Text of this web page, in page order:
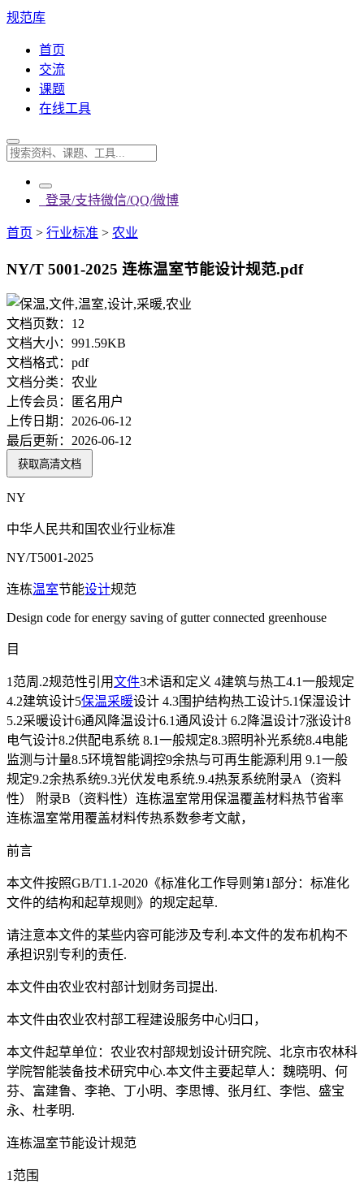
规范库
首页
交流
课题
在线工具
登录/支持微信/QQ/微博
首页 > 行业标准 > 农业
NY/T 5001-2025 连栋温室节能设计规范.pdf
文档页数： 12
文档大小： 991.59KB
文档格式： pdf
文档分类： 农业
上传会员：
匿名用户
上传日期： 2026-06-12
最后更新： 2026-06-12
获取高清文档
NY
中华人民共和国农业行业标准
NY/T5001-2025
连栋温室节能设计规范
Design code for energy saving of gutter connected greenhouse
目
1范周.2规范性引用文件3术语和定义 4建筑与热工4.1一般规定
4.2建筑设计5保温采暖设计 4.3围护结构热工设计5.1保湿设计
5.2采暖设计6通风降温设计6.1通风设计 6.2降温设计7涨设计8
电气设计8.2供配电系统 8.1一般规定8.3照明补光系统8.4电能
监测与计量8.5环境智能调控9余热与可再生能源利用 9.1一般
规定9.2余热系统9.3光伏发电系统.9.4热泵系统附录A（资料
性） 附录B（资料性）连栋温室常用保温覆盖材料热节省率
连栋温室常用覆盖材料传热系数参考文献，
前言
本文件按照GB/T1.1-2020《标准化工作导则第1部分：标准化
文件的结构和起草规则》的规定起草.
请注意本文件的某些内容可能涉及专利.本文件的发布机构不
承担识别专利的责任.
本文件由农业农村部计划财务司提出.
本文件由农业农村部工程建设服务中心归口，
本文件起草单位：农业农村部规划设计研究院、北京市农林科
学院智能装备技术研究中心.本文件主要起草人：魏晓明、何
芬、富建鲁、李艳、丁小明、李思博、张月红、李恺、盛宝
永、杜孝明.
连栋温室节能设计规范
1范围